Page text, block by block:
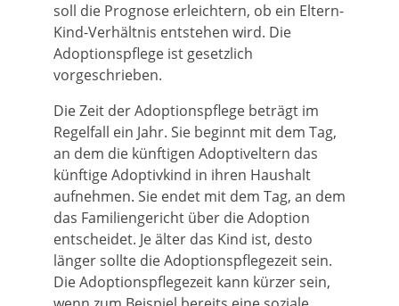
soll die Prognose erleichtern, ob ein Eltern-
Kind-Verhältnis entstehen wird. Die
Adoptionspflege ist gesetzlich
vorgeschrieben.
Die Zeit der Adoptionspflege beträgt im
Regelfall ein Jahr. Sie beginnt mit dem Tag,
an dem die künftigen Adoptiveltern das
künftige Adoptivkind in ihren Haushalt
aufnehmen. Sie endet mit dem Tag, an dem
das Familiengericht über die Adoption
entscheidet. Je älter das Kind ist, desto
länger sollte die Adoptionspflegezeit sein.
Die Adoptionspflegezeit kann kürzer sein,